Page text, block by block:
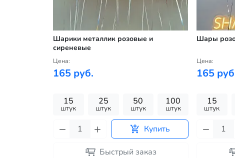
Шарики металлик розовые и
сиреневые
Цена:
165 руб.
15
штук
25
штук
50
штук
100
штук
Купить
Быстрый заказ
Шары
Цена:
165
15
штук